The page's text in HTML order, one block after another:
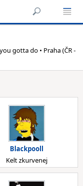
gotta do • Praha (ČR -
Blackpooll
Kelt zkurvenej